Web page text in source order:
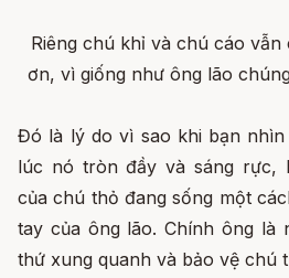
Riêng chú khỉ và chú cáo
ơn, vì giống như ông lão
Đó là lý do vì sao khi bạn
lúc nó tròn đầy và sáng rực,
của chú thỏ đang sống một
tay của ông lão. Chính ông là
thứ xung quanh và bảo vệ chú